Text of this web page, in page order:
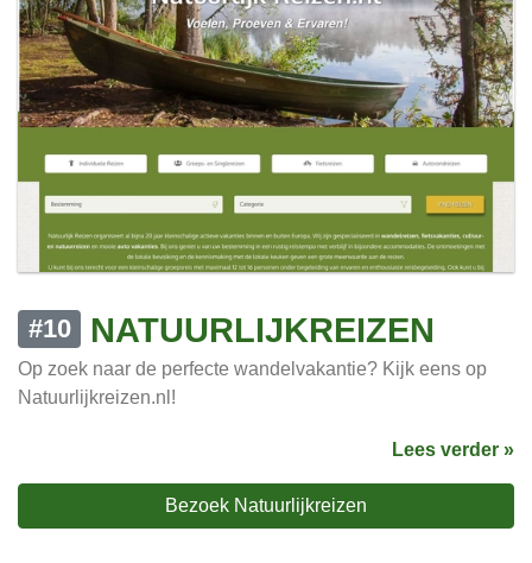
#10 NATUURLIJKREIZEN
Op zoek naar de perfecte wandelvakantie? Kijk eens op
Natuurlijkreizen.nl!
Lees verder »
Bezoek Natuurlijkreizen